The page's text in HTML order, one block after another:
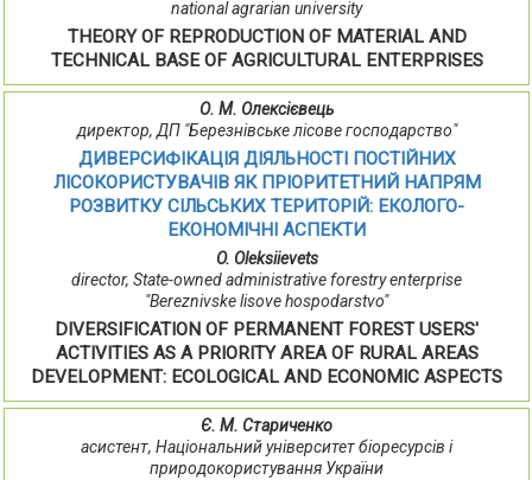
national agrarian university
THEORY OF REPRODUCTION OF MATERIAL AND
TECHNICAL BASE OF AGRICULTURAL ENTERPRISES
О. М. Олексієвець
директор, ДП "Березнівське лісове господарство"
ДИВЕРСИФІКАЦІЯ ДІЯЛЬНОСТІ ПОСТІЙНИХ
ЛІСОКОРИСТУВАЧІВ ЯК ПРІОРИТЕТНИЙ НАПРЯМ
РОЗВИТКУ СІЛЬСЬКИХ ТЕРИТОРІЙ: ЕКОЛОГО-
ЕКОНОМІЧНІ АСПЕКТИ
O. Oleksiievets
director, State-owned administrative forestry enterprise
"Bereznivske lisove hospodarstvo"
DIVERSIFICATION OF PERMANENT FOREST USERS'
ACTIVITIES AS A PRIORITY AREA OF RURAL AREAS
DEVELOPMENT: ECOLOGICAL AND ECONOMIC ASPECTS
Є. М. Стариченко
асистент, Національний університет біоресурсів і
природокористування України